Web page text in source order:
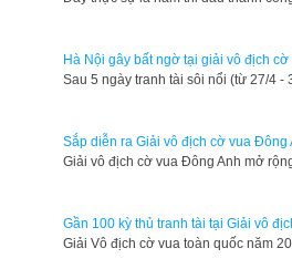
Hà Nội gây bất ngờ tại giải vô địch
​Sau 5 ngày tranh tài sôi nổi (từ 27/4
Sắp diễn ra Giải vô địch cờ vua Đông
Giải vô địch cờ vua Đông Anh mở
Gần 100 kỳ thủ tranh tài tại Giải vô
Giải Vô địch cờ vua toàn quốc năm